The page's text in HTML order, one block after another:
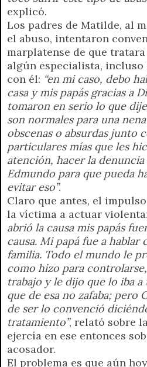
explicó.
Los padres de Matilde, al
el abuso, intentaron
marplatense de que
algún especialista, incluso
con él: “en mi caso, debo
casa y mis papás gracias a
tomaron en serio lo que
son normales para una
obscenas o absurdas junto
particulares mías que les
atención, hacer la
Edmundo para que pueda
evitar eso”.
Claro que antes, el
la víctima a actuar
abrió la causa mis papás
causa. Mi papá fue a hablar
familia. Todo el mundo le
como hizo para
trabajo y le dijo que lo iba
que de esa no zafaba; pero
de ser lo convenció
tratamiento”, relató sobre
ejercía en ese entonces
acosador.
El problema es que aún